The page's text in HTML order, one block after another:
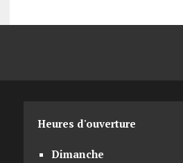
Heures d'ouverture
Dimanche